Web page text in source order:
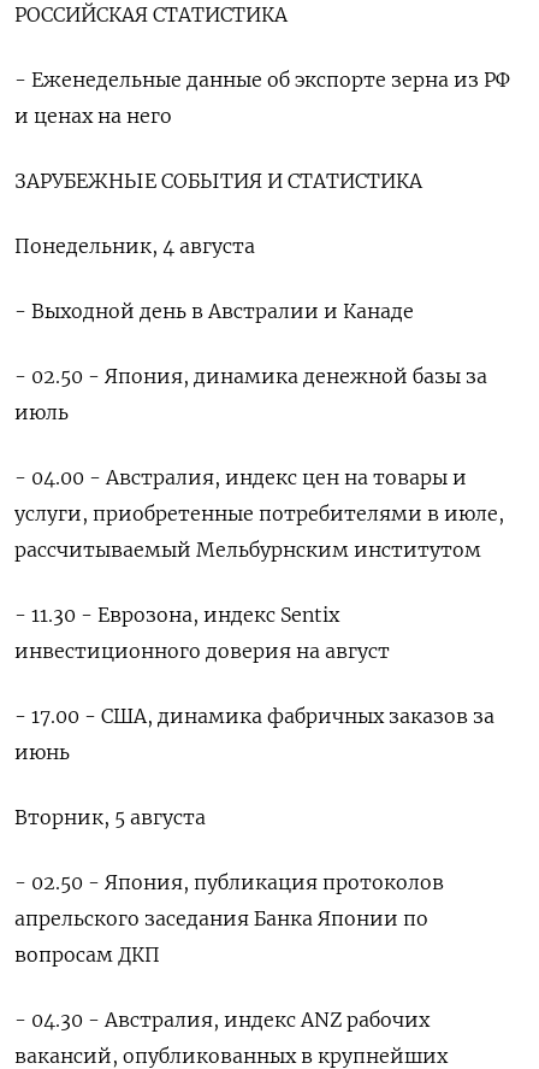
РОССИЙСКАЯ СТАТИСТИКА
- Еженедельные данные об экспорте зерна из РФ
и ценах на него
ЗАРУБЕЖНЫЕ СОБЫТИЯ И СТАТИСТИКА
Понедельник, 4 августа
- Выходной день в Австралии и Канаде
- 02.50 - Япония, динамика денежной базы за
июль
- 04.00 - Австралия, индекс цен на товары и
услуги, приобретенные потребителями в июле,
рассчитываемый Мельбурнским институтом
- 11.30 - Еврозона, индекс Sentix
инвестиционного доверия на август
- 17.00 - США, динамика фабричных заказов за
июнь
Вторник, 5 августа
- 02.50 - Япония, публикация протоколов
апрельского заседания Банка Японии по
вопросам ДКП
- 04.30 - Австралия, индекс ANZ рабочих
вакансий, опубликованных в крупнейших